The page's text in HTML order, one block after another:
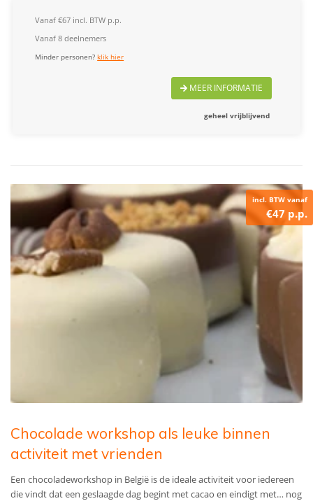
Vanaf €67 incl. BTW p.p.
Vanaf 8 deelnemers
Minder personen?klik hier
MEER INFORMATIE
geheel vrijblijvend
incl. BTW vanaf
€47 p.p.
Chocolade workshop als leuke binnen
activiteit met vrienden
Een chocoladeworkshop in België is de ideale activiteit voor iedereen
die vindt dat een geslaagde dag begint met cacao en eindigt met… nog